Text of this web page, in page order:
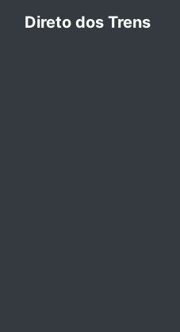
Direto dos Trens